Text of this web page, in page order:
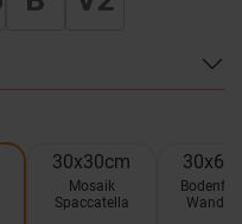
30x30cm
Mosaik
Spaccatella